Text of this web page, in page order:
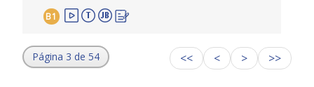
B1
Página 3 de 54 << < > >>